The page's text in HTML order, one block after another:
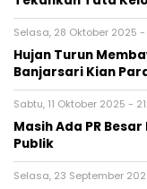
Selasa, 28 Oktober 2025 -
Hujan Turun
Banjarsari Kian
Sabtu, 11 Oktober 2025 -
Masih Ada PR
Publik
Selasa, 23 September